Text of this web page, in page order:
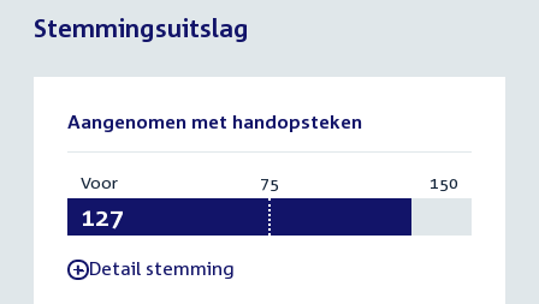
Stemmingsuitslag
Aangenomen met handopsteken
Voor:
127
75 150
-Detail stemming